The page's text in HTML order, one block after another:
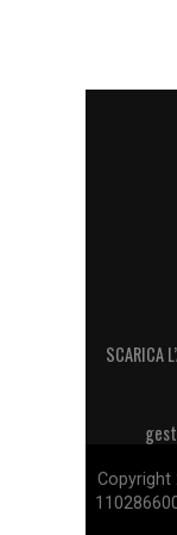
SCARICA
Copyright